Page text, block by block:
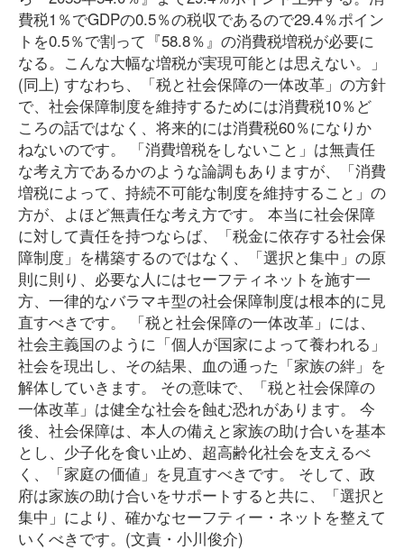
費税1％でGDPの0.5％の税収であるので29.4％ポイン
トを0.5％で割って『58.8％』の消費税増税が必要に
なる。こんな大幅な増税が実現可能とは思えない。」
(同上) すなわち、「税と社会保障の一体改革」の方針
で、社会保障制度を維持するためには消費税10％ど
ころの話ではなく、将来的には消費税60％になりか
ねないのです。 「消費増税をしないこと」は無責任
な考え方であるかのような論調もありますが、「消費
増税によって、持続不可能な制度を維持すること」の
方が、よほど無責任な考え方です。 本当に社会保障
に対して責任を持つならば、「税金に依存する社会保
障制度」を構築するのではなく、「選択と集中」の原
則に則り、必要な人にはセーフティネットを施す一
方、一律的なバラマキ型の社会保障制度は根本的に見
直すべきです。 「税と社会保障の一体改革」には、
社会主義国のように「個人が国家によって養われる」
社会を現出し、その結果、血の通った「家族の絆」を
解体していきます。 その意味で、「税と社会保障の
一体改革」は健全な社会を蝕む恐れがあります。 今
後、社会保障は、本人の備えと家族の助け合いを基本
とし、少子化を食い止め、超高齢化社会を支えるべ
く、「家庭の価値」を見直すべきです。 そして、政
府は家族の助け合いをサポートすると共に、「選択と
集中」により、確かなセーフティー・ネットを整えて
いくべきです。(文責・小川俊介)